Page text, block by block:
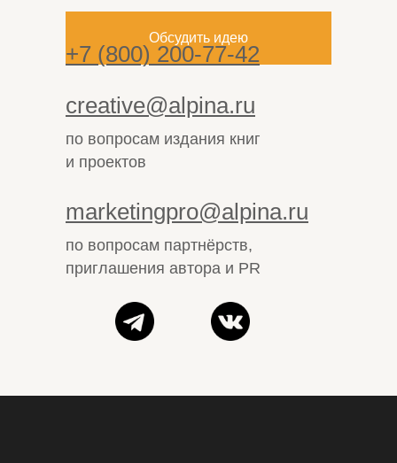
Обсудить идею
по вопросам партнёрств,
приглашения автора и PR
+7 (800) 200-77-42
по вопросам издания книг
и проектов
creative@alpina.ru
marketingpro@alpina.ru